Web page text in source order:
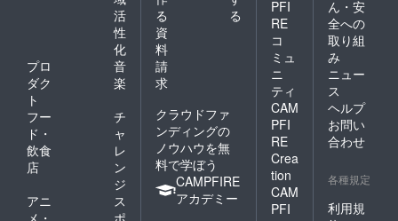
活
性
化
プロ
ダク
ト
音
楽
フー
ド・
飲食
店
チ
ャ
レ
ン
ジ
アニ
ス
る
る
資
料
請
求
クラウドファ
ンディングの
ノウハウを無
料で学ぼう
CAMPFIRE
アカデミー
PFI
RE
コ
ミュ
ニ
ティ
CAM
PFI
RE
Crea
tion
CAM
PFI
ん・安
全への
取り組
み
ニュー
ス
ヘルプ
お問い
合わせ
各種規定
利用規